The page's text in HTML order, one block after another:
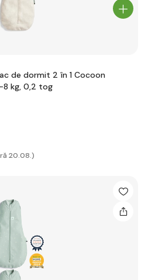
de dormit 2 în 1 Cocoon
8 kg, 0,2 tog
20.08.)